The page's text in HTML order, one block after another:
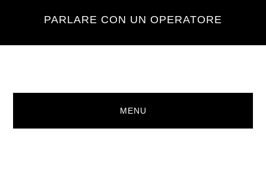
main
footer
PARLARE CON UN OPERATORE
MENU